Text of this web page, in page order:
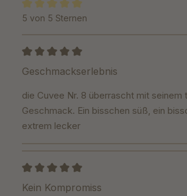
Durchschnittliche Bewertung von 5 von
5 von 5 Sternen
Bewertung mit 5 von 5 Sternen
Geschmackserlebnis
die Cuvee Nr. 8 überrascht mit seinem
Geschmack. Ein bisschen süß, ein
extrem lecker
Bewertung mit 5 von 5 Sternen
Kein Kompromiss